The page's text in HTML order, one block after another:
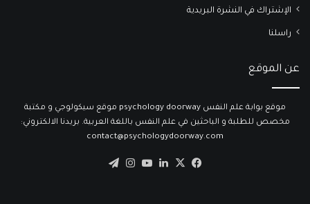
الإشتراك في النشرة البريدية
راسلنا
عن الموقع
موقع بوابة علم النفس psychology doorway موقع سيكولوجي و مكتبة
مخصص للطلبة و الباحثين في علم النفس باللغة العربية. بريدنا الالكتروني:
contact@psychologydoorway.com
فيسبوك
‫X لينكدإن‫YouTubeانستقرام